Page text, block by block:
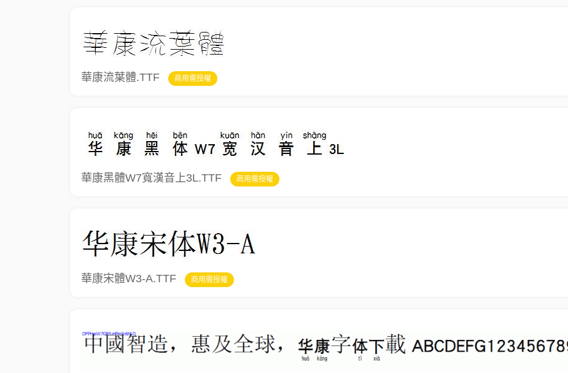
華康流葉體.TTF 商用需授權
華康黑體W7寬漢音上3L.TTF 商用需授權
華康宋體W3-A.TTF 商用需授權